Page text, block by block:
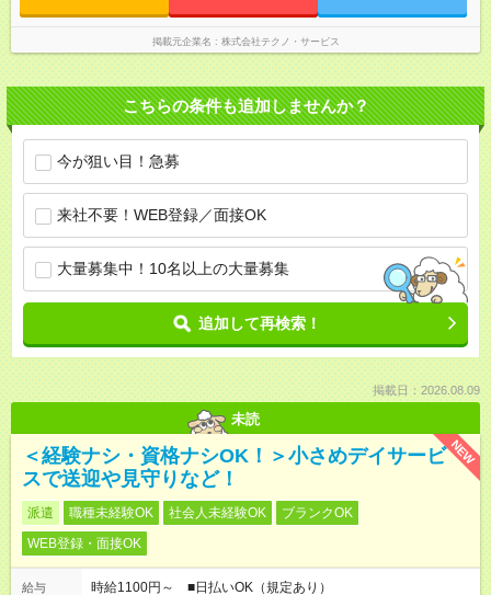
掲載元企業名 株式会社テクノ・サービス
こちらの条件も追加しませんか？
今が狙い目！急募
来社不要！WEB登録／面接OK
大量募集中！10名以上の大量募集
追加して再検索！
掲載日：2026.08.09
未読
NEW
＜経験ナシ・資格ナシOK！＞小さめデイサービ
スで送迎や見守りなど！
派遣 職種未経験OK 社会人未経験OK
ブランクOK
WEB登録・面接OK
給与 時給1100円～ ■日払いOK（規定あり）